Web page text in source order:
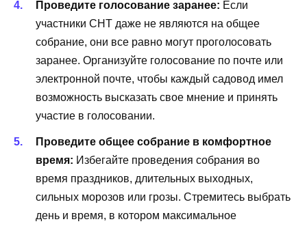
Проведите голосование заранее: Если
участники СНТ даже не являются на общее
собрание, они все равно могут проголосовать
заранее. Организуйте голосование по почте или
электронной почте, чтобы каждый садовод имел
возможность высказать свое мнение и принять
участие в голосовании.
Проведите общее собрание в комфортное
время: Избегайте проведения собрания во
время праздников, длительных выходных,
сильных морозов или грозы. Стремитесь выбрать
день и время, в котором максимальное